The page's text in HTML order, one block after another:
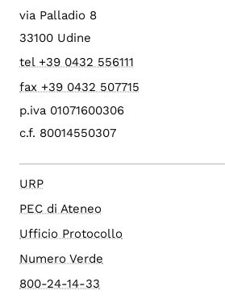
via Palladio 8
33100 Udine
tel +39 0432 556111
fax +39 0432 507715
p.iva 01071600306
c.f. 80014550307
URP
PEC di Ateneo
Ufficio Protocollo
Numero Verde
800-24-14-33